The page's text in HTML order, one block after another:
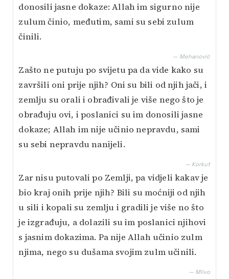
donosili jasne dokaze: Allah im sigurno nije
zulum činio, međutim, sami su sebi zulum
činili.
— Mehanović
Zašto ne putuju po svijetu pa da vide kako su
završili oni prije njih? Oni su bili od njih jači, i
zemlju su orali i obrađivali je više nego što je
obrađuju ovi, i poslanici su im donosili jasne
dokaze; Allah im nije učinio nepravdu, sami
su sebi nepravdu nanijeli.
— Korkut
Zar nisu putovali po Zemlji, pa vidjeli kakav je
bio kraj onih prije njih? Bili su moćniji od njih
u sili i kopali su zemlju i gradili je više no što
je izgrađuju, a dolazili su im poslanici njihovi
s jasnim dokazima. Pa nije Allah učinio zulm
njima, nego su dušama svojim zulm učinili.
— Mlivo